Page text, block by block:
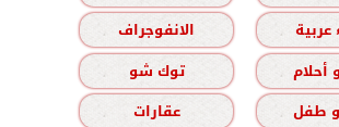
الانفوجراف
أحلام
توك شو
و طفل
عقارات